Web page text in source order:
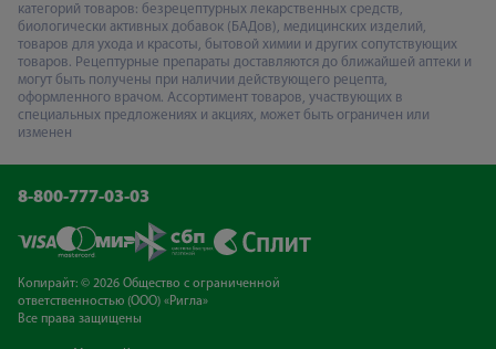
категорий товаров: безрецептурных лекарственных средств,
биологически активных добавок (БАДов), медицинских изделий,
товаров для ухода и красоты, бытовой химии и других сопутствующих
товаров. Рецептурные препараты доставляются до ближайшей аптеки и
могут быть получены при наличии действующего рецепта,
оформленного врачом. Ассортимент товаров, участвующих в
специальных предложениях и акциях, может быть ограничен или
изменен
8-800-777-03-03
Копирайт: © 2026 Общество с ограниченной
ответственностью (ООО) «Ригла»
Все права защищены